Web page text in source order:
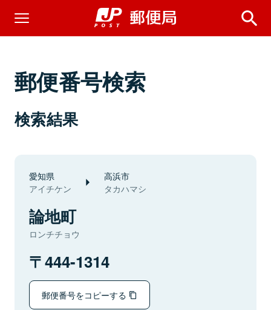
郵便番号検索
検索結果
愛知県
アイチケン
高浜市
タカハマシ
論地町
ロンチチョウ
444-1314
郵便番号をコピーする